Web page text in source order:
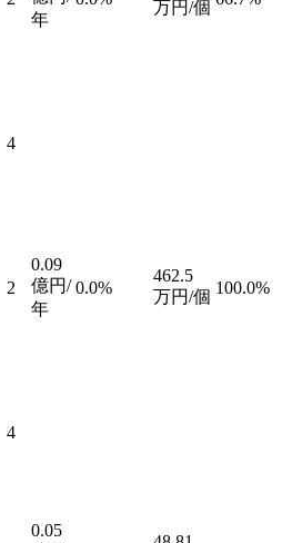
年
万円/個
4
2
0.09
億円/
年
0.0%
462.5
万円/個 100.0%
4
0.05